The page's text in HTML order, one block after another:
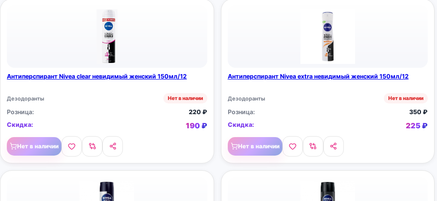
Антиперспирант Nivea clear невидимый женский 150мл/12
Дезодоранты Нет в наличии
Розница: 220₽
Скидка:
190₽
Нет в наличии
Антиперспирант Nivea extra невидимый женский 150мл/12
Дезодоранты Нет в наличии
Розница: 350 ₽
Скидка:
225₽
Нет в наличии